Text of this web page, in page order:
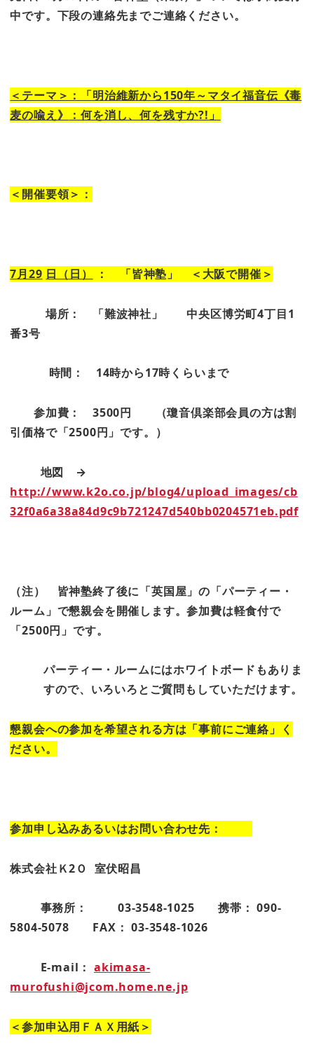
中です。下段の連絡先までご連絡ください。
＜テーマ＞：「明治維新から150年～マタイ福音伝《毒
麦の喩え》
：何を消し、何を残すか?! 」
＜開催要領＞ ：
7月29 日（日） ： 「皆神塾」 ＜大阪で開催＞
場所： 「難波神社」 中央区博労町4丁目1
番3号
時間： 14時から17時くらいまで
参加費： 3500円
（瓊音倶楽部会員の方は割
引価格で「2500円」です。）
地図 →
http://www.k2o.co.jp/blog4/upload_images/cb
32f0a6a38a84d9c9b721247d540bb0204571eb.pdf
（注）
皆神塾終了後に「英国屋」の「パーティー・
ルーム」で懇親会を開催します。参加費は軽食付で
「2500円」です。
パーティー・ルームにはホワイトボードもありま
すので、いろいろとご質問もしていただけます。
懇親会への参加を希望される方は「事前にご連絡」く
ださい。
参加申し込みあるいはお問い合わせ先：
株式会社Ｋ2Ｏ 室伏昭昌
事務所： 03-3548-1025 携帯： 090-
5804-5078 FAX： 03-3548-1026
E-mail ： akimasa-
murofushi@jcom.home.ne.jp
＜参加申込用ＦＡＸ用紙＞